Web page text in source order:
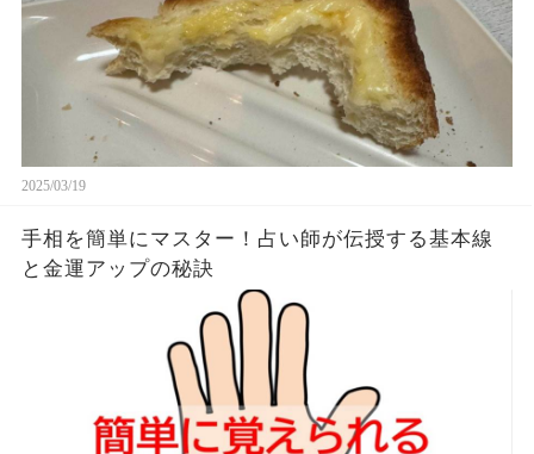
2025/03/19
手相を簡単にマスター！占い師が伝授する基本線
と金運アップの秘訣